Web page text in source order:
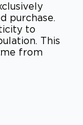
purchase.
to
This
from